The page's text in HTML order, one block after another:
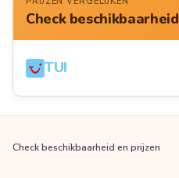
Check beschikbaarheid
TUI
Check beschikbaarheid en prijzen